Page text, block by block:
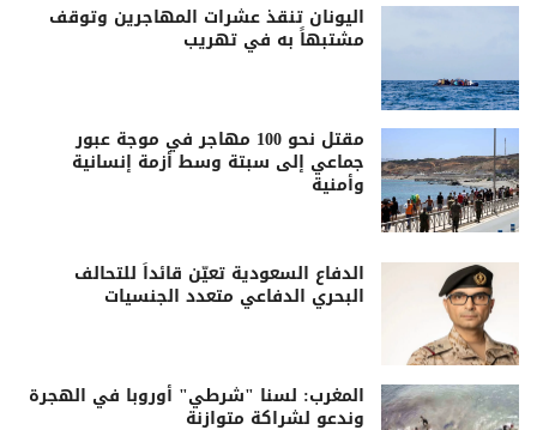
اليونان تنقذ عشرات المهاجرين وتوقف
مشتبهاً به في تهريب
مقتل نحو 100 مهاجر في موجة عبور
جماعي إلى سبتة وسط أزمة إنسانية
وأمنية
الدفاع السعودية تعيّن قائداً للتحالف
البحري الدفاعي متعدد الجنسيات
المغرب: لسنا "شرطي" أوروبا في الهجرة
وندعو لشراكة متوازنة